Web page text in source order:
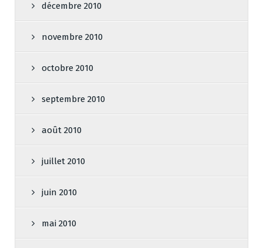
décembre 2010
novembre 2010
octobre 2010
septembre 2010
août 2010
juillet 2010
juin 2010
mai 2010